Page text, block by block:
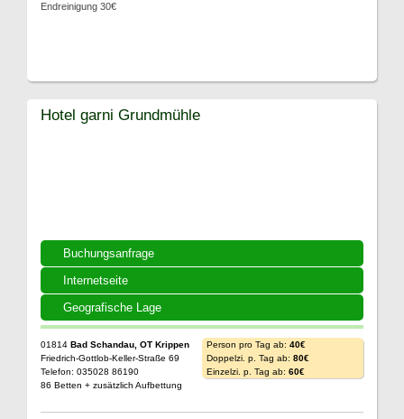
Endreinigung 30€
Buchungsanfrage
Internetseite
Geografische Lage
Hotel garni Grundmühle
01814 Bad Schandau, OT Krippen
Friedrich-Gottlob-Keller-Straße 69
Telefon: 035028 86190
86 Betten + zusätzlich Aufbettung
Person pro Tag ab: 40€
Doppelzi. p. Tag ab: 80€
Einzelzi. p. Tag ab: 60€